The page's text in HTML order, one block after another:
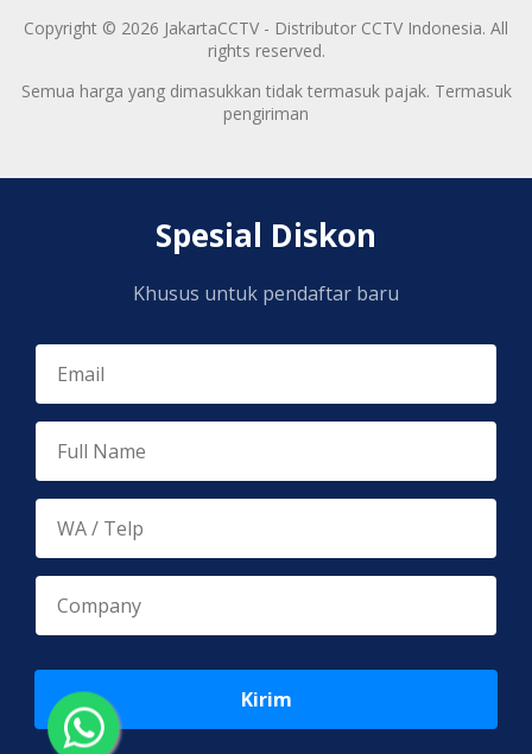
Copyright © 2026 JakartaCCTV - Distributor CCTV Indonesia. All
rights reserved.
Semua harga yang dimasukkan tidak termasuk pajak. Termasuk
pengiriman
Spesial Diskon
Khusus untuk pendaftar baru
Kirim